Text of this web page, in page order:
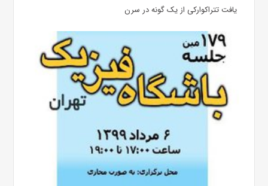
یافت تتراکوارکی از یک گونه در سرن